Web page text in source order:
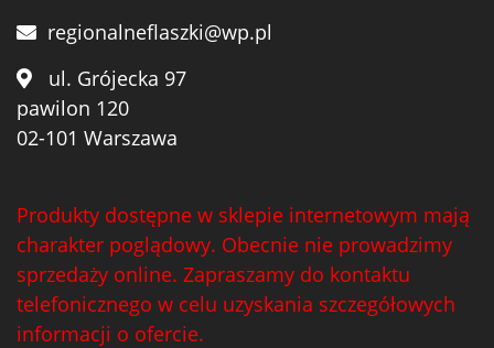
regionalneflaszki@wp.pl
ul. Grójecka 97
pawilon 120
02-101 Warszawa
Produkty dostępne w sklepie internetowym mają
charakter poglądowy. Obecnie nie prowadzimy
sprzedaży online. Zapraszamy do kontaktu
telefonicznego w celu uzyskania szczegółowych
informacji o ofercie.